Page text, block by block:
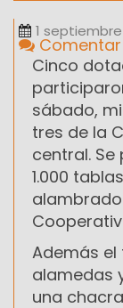
1 septiembre
Comentar
Cinco
sábado,
tres de la
central. Se
1.000
Además
alamedas
una